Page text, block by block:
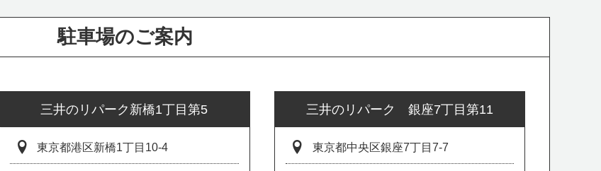
駐車場のご案内
三井のリパーク新橋1丁目第5
東京都港区新橋1丁目10-4
三井のリパーク 銀座7丁目第11
東京都中央区銀座7丁目7-7